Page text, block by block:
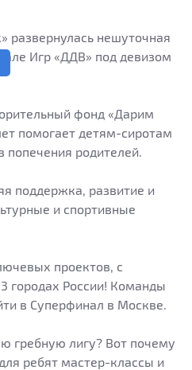
развернулась нешуточная
Игр «ДДВ» под девизом
фонд «Дарим
помогает детям-сиротам
попечения родителей.
поддержка, развитие и
и спортивные
проектов, с
городах России! Команды
в Суперфинал в Москве.
гребную лигу? Вот почему
ребят мастер-классы и